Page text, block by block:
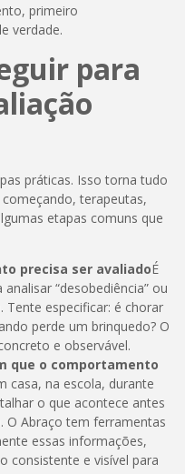
primeiro
verdade.
para
práticas. Isso torna tudo
terapeutas,
etapas comuns que
precisa ser avaliadoÉ
“desobediência” ou
Tente especificar: é chorar
perde um brinquedo? O
e observável.
que o comportamento
casa, na escola, durante
o que acontece antes
O Abraço tem ferramentas
essas informações,
consistente e visível para